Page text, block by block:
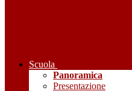
Scuola
Panoramica
Presentazione